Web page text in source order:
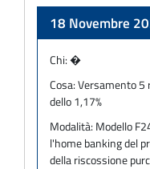
18 Novembre
Chi:�
Cosa:Versamento 5
dello 1,17%
Modalità: Modello
l'home banking del
della riscossione